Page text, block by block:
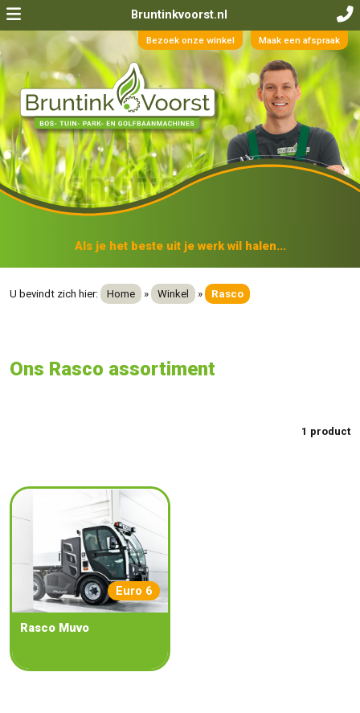
Bruntinkvoorst.nl
Bezoek onze winkel Maak een afspraak
Als je het beste uit je werk wil halen...
U bevindt zich hier: Home » Winkel » Rasco
Ons Rasco assortiment
1 product
Rasco Muvo
Euro 6